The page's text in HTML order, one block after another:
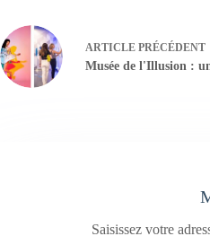
ARTICLE PRÉCÉDENT
Musée de l'Illusion :
Saisissez votre